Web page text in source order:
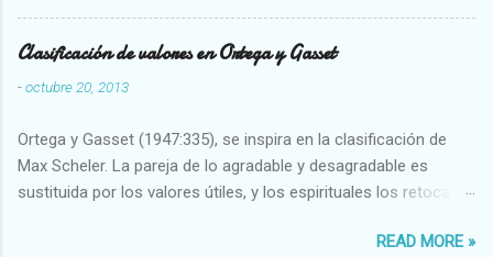
Clasificación de valores en Ortega y Gasset
-octubre 20, 2013
Ortega y Gasset (1947:335), se inspira en la clasificación de
Max Scheler. La pareja de lo agradable y desagradable es
sustituida por los valores útiles, y los espirituales los retoca.
Abundante-Escaso,etc 2 VITALES Sano-Enfermo Selecto-
READ MORE »